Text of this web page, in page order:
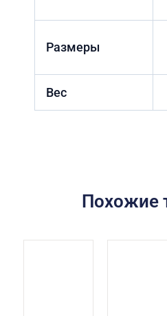
Размеры
Вес
Похожие